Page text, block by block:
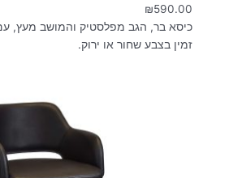
₪590.00
כיסא בר, הגב מפלסטיק והמושב מעץ,
זמין בצבע שחור או ירוק.